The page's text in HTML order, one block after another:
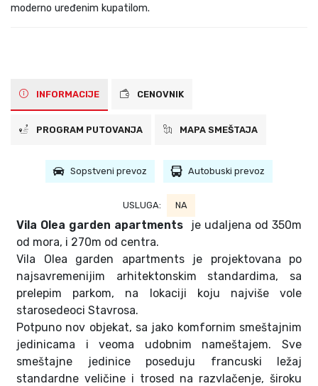
moderno uređenim kupatilom.
INFORMACIJE CENOVNIK
PROGRAM PUTOVANJA MAPA SMEŠTAJA
Sopstveni prevoz Autobuski prevoz
USLUGA: NA
Vila Olea garden apartments
je udaljena od 350m
od mora, i 270m od centra.
Vila Olea garden apartments je projektovana po
najsavremenijim arhitektonskim standardima, sa
prelepim parkom, na lokaciji koju najviše vole
starosedeoci Stavrosa.
Potpuno nov objekat, sa jako komfornim smeštajnim
jedinicama i veoma udobnim nameštajem. Sve
smeštajne jedinice poseduju francuski ležaj
standardne veličine i trosed na razvlačenje, široku